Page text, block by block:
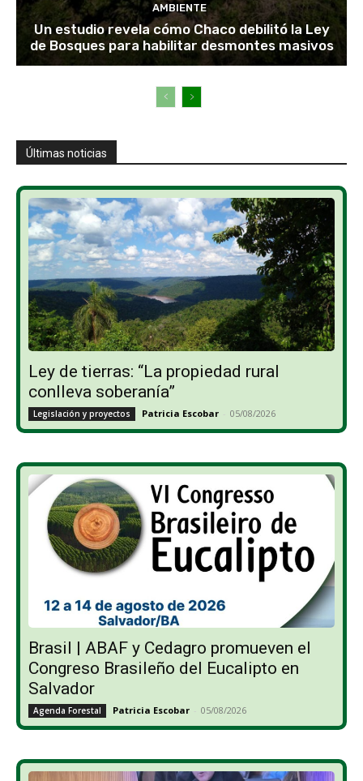
AMBIENTE
Un estudio revela cómo Chaco debilitó la Ley
de Bosques para habilitar desmontes masivos
Últimas noticias
Ley de tierras: “La propiedad rural
conlleva soberanía”
Legislación y proyectos Patricia Escobar - 05/08/2026
Brasil | ABAF y Cedagro promueven el
Congreso Brasileño del Eucalipto en
Salvador
Agenda Forestal Patricia Escobar - 05/08/2026